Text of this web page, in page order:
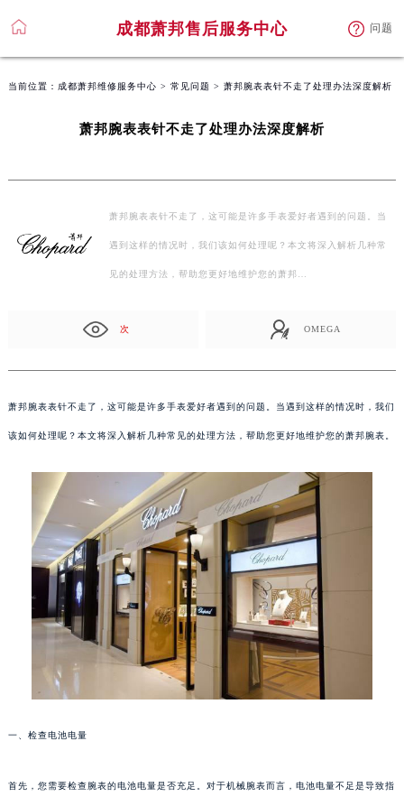
成都萧邦售后服务中心 问题
当前位置： 成都萧邦维修服务中心 > 常见问题 > 萧邦腕表表针不走了处理办法深度解析
萧邦腕表表针不走了处理办法深度解析
萧邦腕表表针不走了，这可能是许多手表爱好者遇到的问题。当
遇到这样的情况时，我们该如何处理呢？本文将深入解析几种常
见的处理方法，帮助您更好地维护您的萧邦…
次 OMEGA
萧邦腕表表针不走了，这可能是许多手表爱好者遇到的问题。当遇到这样的情况时，我们
该如何处理呢？本文将深入解析几种常见的处理方法，帮助您更好地维护您的萧邦腕表。
一、检查电池电量
首先，您需要检查腕表的电池电量是否充足。对于机械腕表而言，电池电量不足是导致指